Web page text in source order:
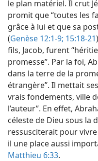
le plan matériel. Il crut
promit que “toutes les
grâce à lui et que sa
(Genèse 12:1-9; 15:18-21
fils, Jacob, furent
promesse”. Par la foi,
dans la terre de la
étrangère”. Il mettait
vrais fondements, ville
l’auteur”. En effet,
céleste de Dieu sous la
ressusciterait pour
il une place aussi
Matthieu 6:33.